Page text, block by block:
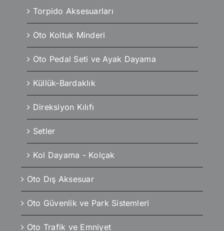
Torpido Aksesuarları
Oto Koltuk Minderi
Oto Pedal Seti ve Ayak Dayama
Küllük-Bardaklık
Direksiyon Kılıfı
Setler
Kol Dayama - Kolçak
Oto Dış Aksesuar
Oto Güvenlik ve Park Sistemleri
Oto Trafik ve Emniyet